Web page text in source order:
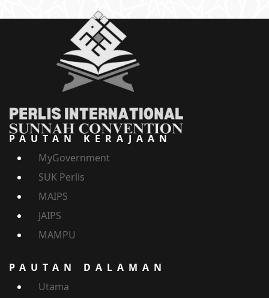
PAUTAN KERAJAAN
MyGovernment
SUK Perlis
MAIPS
JAIPS
MAMPU
PAUTAN DALAMAN
Utama